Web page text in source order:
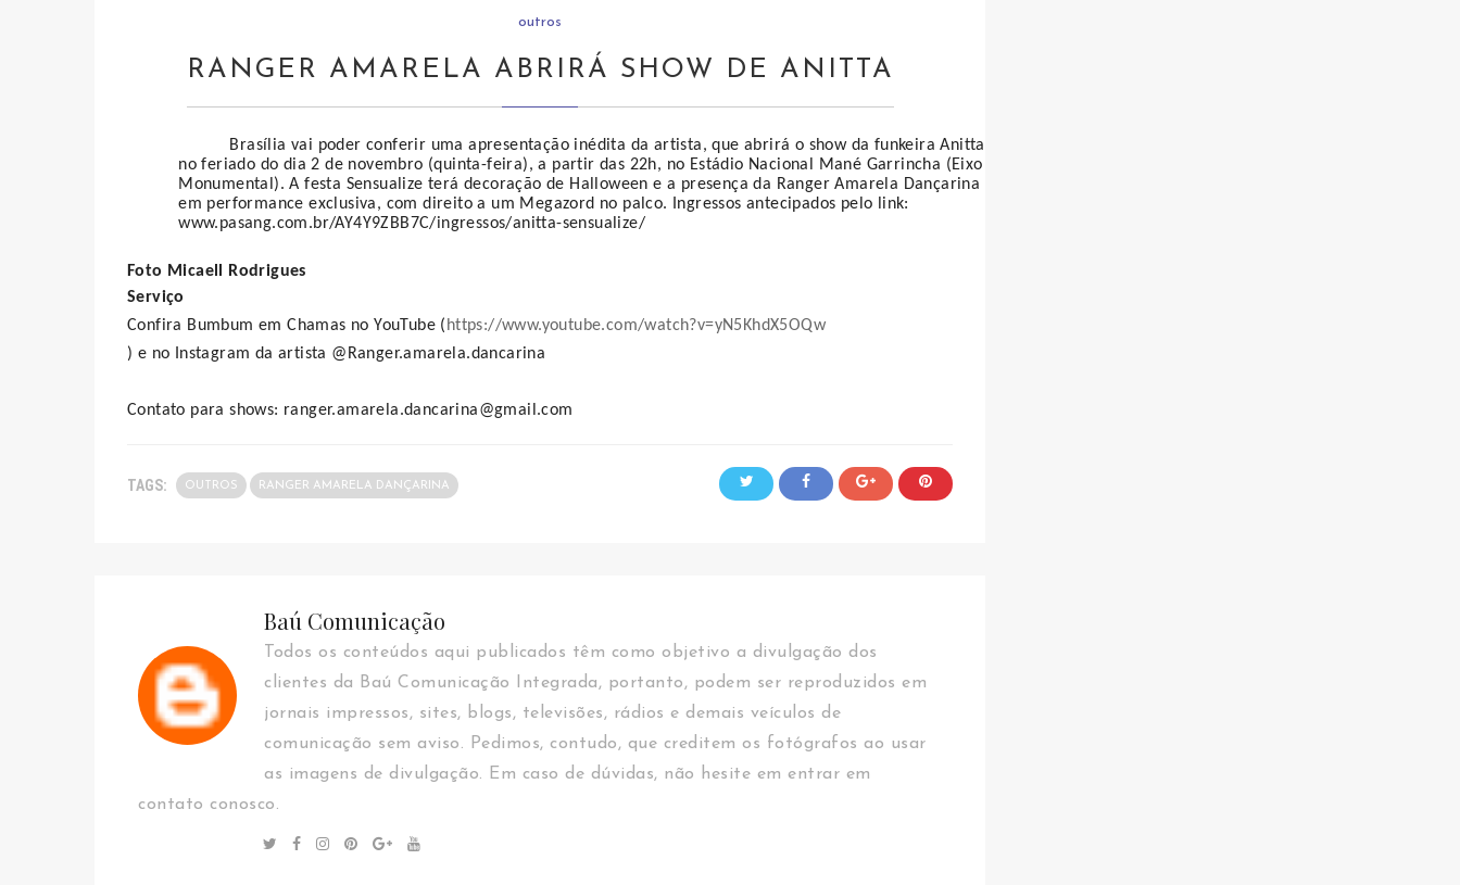
outros
RANGER AMARELA ABRIRÁ SHOW DE ANITTA
Brasília vai poder conferir uma apresentação inédita da artista, que abrirá o show da funkeira Anitta
no feriado do dia 2 de novembro (quinta-feira), a partir das 22h, no Estádio Nacional Mané Garrincha (Eixo
Monumental). A festa Sensualize terá decoração de Halloween e a presença da Ranger Amarela Dançarina
em performance exclusiva, com direito a um Megazord no palco. Ingressos antecipados pelo link:
www.pasang.com.br/AY4Y9ZBB7C/ingressos/anitta-sensualize/
Foto Micaell Rodrigues
Serviço
Confira Bumbum em Chamas no YouTube ( https://www.youtube.com/watch?v=yN5KhdX5OQw
) e no Instagram da artista @Ranger.amarela.dancarina
Contato para shows: ranger.amarela.dancarina@gmail.com
TAGS: OUTROS RANGER AMARELA DANÇARINA
Baú Comunicação
Todos os conteúdos aqui publicados têm como objetivo a divulgação dos
clientes da Baú Comunicação Integrada, portanto, podem ser reproduzidos em
jornais impressos, sites, blogs, televisões, rádios e demais veículos de
comunicação sem aviso. Pedimos, contudo, que creditem os fotógrafos ao usar
as imagens de divulgação. Em caso de dúvidas, não hesite em entrar em
contato conosco.